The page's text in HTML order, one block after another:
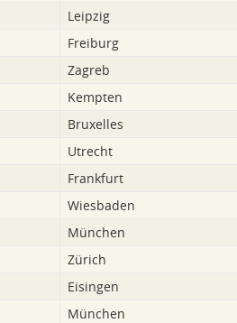
Leipzig
Freiburg
Zagreb
Kempten
Bruxelles
Utrecht
Frankfurt
Wiesbaden
München
Zürich
Eisingen
München